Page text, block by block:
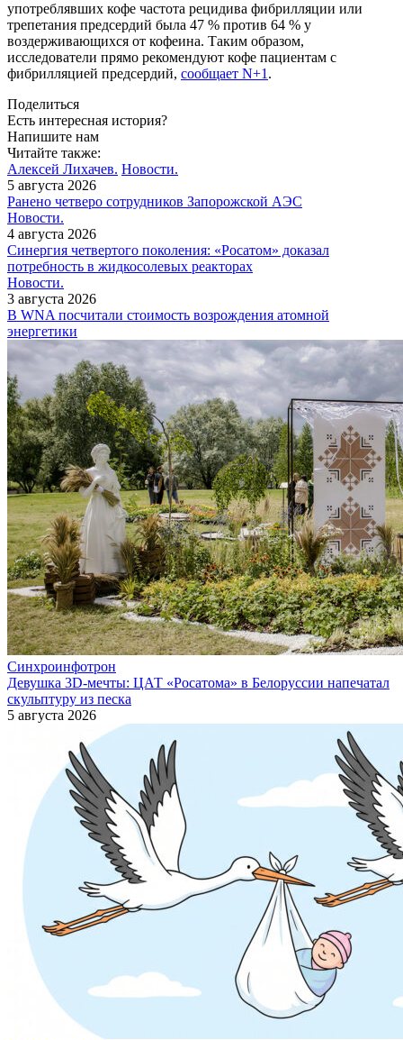
употреблявших кофе частота рецидива фибрилляции или
трепетания предсердий была 47 % против 64 % у
воздерживающихся от кофеина. Таким образом,
исследователи прямо рекомендуют кофе пациентам с
фибрилляцией предсердий, сообщает N+1 .
Поделиться
Есть интересная история?
Напишите нам
Читайте также:
Алексей Лихачев. Новости.
5 августа 2026
Ранено четверо сотрудников Запорожской АЭС
Новости.
4 августа 2026
Синергия четвертого поколения: «Росатом» доказал
потребность в жидкосолевых реакторах
Новости.
3 августа 2026
В WNA посчитали стоимость возрождения атомной
энергетики
Синхроинфотрон
Девушка 3D-мечты: ЦАТ «Росатома» в Белоруссии напечатал
скульптуру из песка
5 августа 2026